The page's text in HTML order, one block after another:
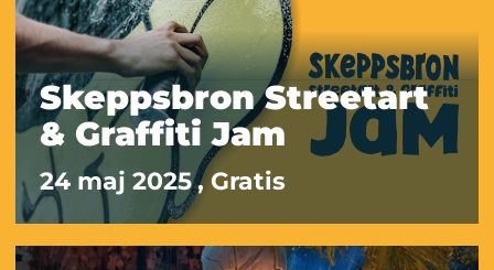
Skeppsbron Streetart
& Graffiti Jam
24 maj 2025, Gratis